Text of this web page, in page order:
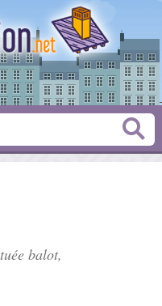
balot,